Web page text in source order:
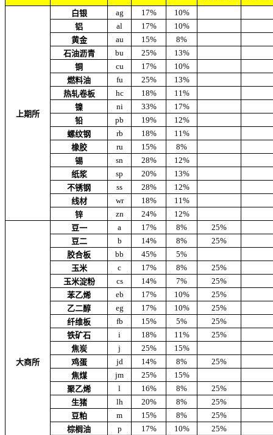
上期所
白银 ag 17%
10%
铝
al 17%
10%
黄金
au 15%
8%
石油沥青
bu 25%
13%
铜
cu 17%
10%
燃料油
fu 25%
13%
热轧卷板
hc 18%
11%
镍
ni 33%
17%
铅
pb 19%
12%
螺纹钢
rb 18%
11%
橡胶
ru 15%
8%
锡
sn 28%
12%
纸浆
sp 20%
13%
不锈钢
ss 28%
12%
线材
wr 18%
11%
锌
zn 24% 12%
大商所
豆一 a 17% 8%
25%
豆二
b 14% 8%
25%
胶合板
bb 45%
5%
玉米
c 17% 8%
25%
玉米淀粉
cs 14% 7%
25%
苯乙烯
eb 17% 10%
25%
乙二醇
eg 17% 10%
25%
纤维板
fb 15% 5%
25%
铁矿石
i 18% 11%
25%
焦炭
j 25%
15%
鸡蛋
jd 14% 8%
25%
焦煤
jm 25%
15%
聚乙烯
l 16% 8%
25%
生猪
lh 20% 8%
25%
豆粕
m 15% 8%
25%
棕榈油
p 17% 10%
25%